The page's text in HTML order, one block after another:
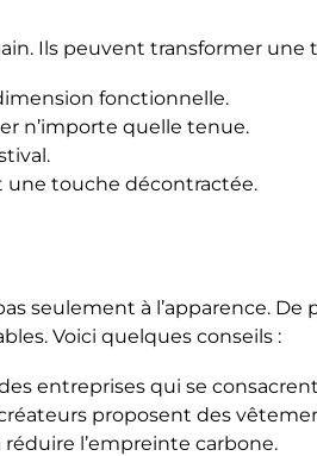
Ils peuvent transformer
fonctionnelle.
n’importe quelle tenue.
une touche décontractée.
seulement à l’apparence.
Voici quelques conseils :
entreprises qui se
proposent des
réduire l’empreinte carbone.